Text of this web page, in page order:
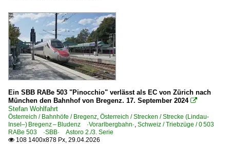
E-Loks | Drehstrom | 91 80
6 101 BR 101
6 182 BR 182 ·ES 64 U2· Private
6 183 BR 183 ·ES 64 U4·
6 185 BR 185 ·Traxx AC1/2·
6 185 BR 185 ·Traxx AC1/2· Private
6 185 BR 185 ·Traxx AC1/2· Werbeloks
6 193 ¦ 7 193 BR 193 ·Vectron AC/MS· 'X4 E' Private
2015
2016
2017
2018
2019
2020
2020
2021
Ein SBB RABe 503 "Pinocchio" verlässt als EC von Zürich nach
München den Bahnhof von Bregenz. 17. September 2024 
Stefan Wohlfahrt
Österreich / Bahnhöfe / Bregenz, Österreich / Strecken / Strecke (Lindau-
Insel–) Bregenz – Bludenz ·Vorarlbergbahn·, Schweiz / Triebzüge / 0 503
RABe 503 ·SBB· Astoro 2./3. Serie
 108 1400x878 Px, 29.04.2026